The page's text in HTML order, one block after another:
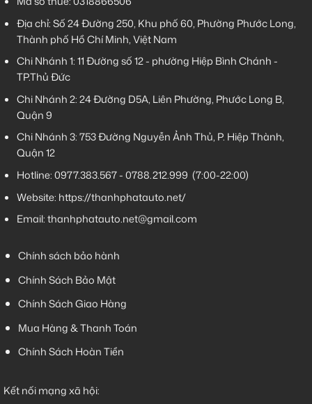
Địa chỉ: Số 24 Đường 250, Khu phố 60, Phường Phước Long,
Thành phố Hồ Chí Minh, Việt Nam
Chi Nhánh 1:11 Đường số 12 - phường Hiệp Bình Chánh -
TP.Thủ Đức
Chi Nhánh 2:24 Đường D5A, Liên Phường, Phước Long B,
Quận 9
Chi Nhánh 3:753 Đường Nguyễn Ảnh Thủ, P. Hiệp Thành,
Quận 12
Hotline:0977.383.567-0788.212.999 (7:00-22:00)
Website: https://thanhphatauto.net/
Email:thanhphatauto.net@gmail.com
Chính sách bảo hành
Chính Sách Bảo Mật
Chính Sách Giao Hàng
Mua Hàng & Thanh Toán
Chính Sách Hoàn Tiền
Kết nối mạng xã hội: